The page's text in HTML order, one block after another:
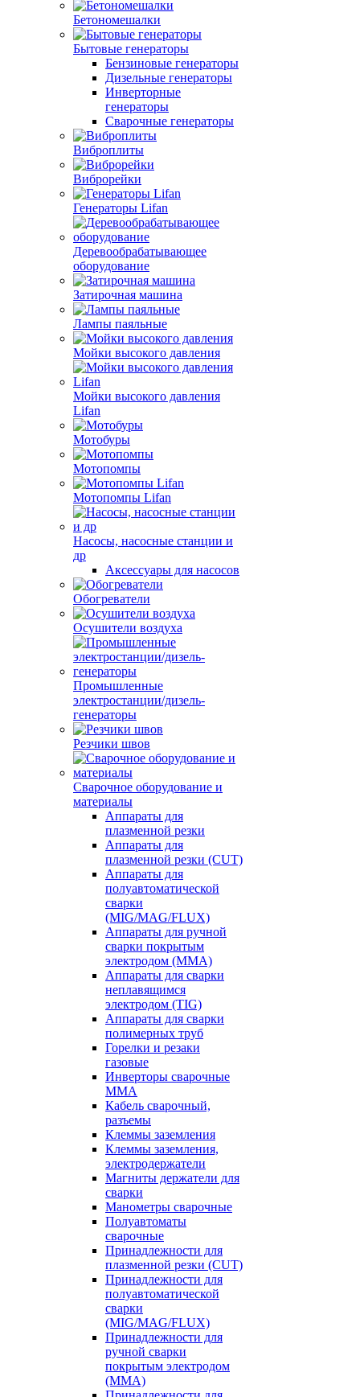
Бетономешалки
Бытовые генераторы
Бензиновые генераторы
Дизельные генераторы
Инверторные
генераторы
Сварочные генераторы
Виброплиты
Виброрейки
Генераторы Lifan
Деревообрабатывающее
оборудование
Затирочная машина
Лампы паяльные
Мойки высокого давления
Мойки высокого давления
Lifan
Мотобуры
Мотопомпы
Мотопомпы Lifan
Насосы, насосные станции и
др
Аксессуары для насосов
Обогреватели
Осушители воздуха
Промышленные
электростанции/дизель-
генераторы
Резчики швов
Сварочное оборудование и
материалы
Аппараты для
плазменной резки
Аппараты для
плазменной резки (CUT)
Аппараты для
полуавтоматической
сварки
(MIG/MAG/FLUX)
Аппараты для ручной
сварки покрытым
электродом (MMA)
Аппараты для сварки
неплавящимся
электродом (TIG)
Аппараты для сварки
полимерных труб
Горелки и резаки
газовые
Инверторы сварочные
ММА
Кабель сварочный,
разъемы
Клеммы заземления
Клеммы заземления,
электродержатели
Магниты держатели для
сварки
Манометры сварочные
Полуавтоматы
сварочные
Принадлежности для
плазменной резки (CUT)
Принадлежности для
полуавтоматической
сварки
(MIG/MAG/FLUX)
Принадлежности для
ручной сварки
покрытым электродом
(MMA)